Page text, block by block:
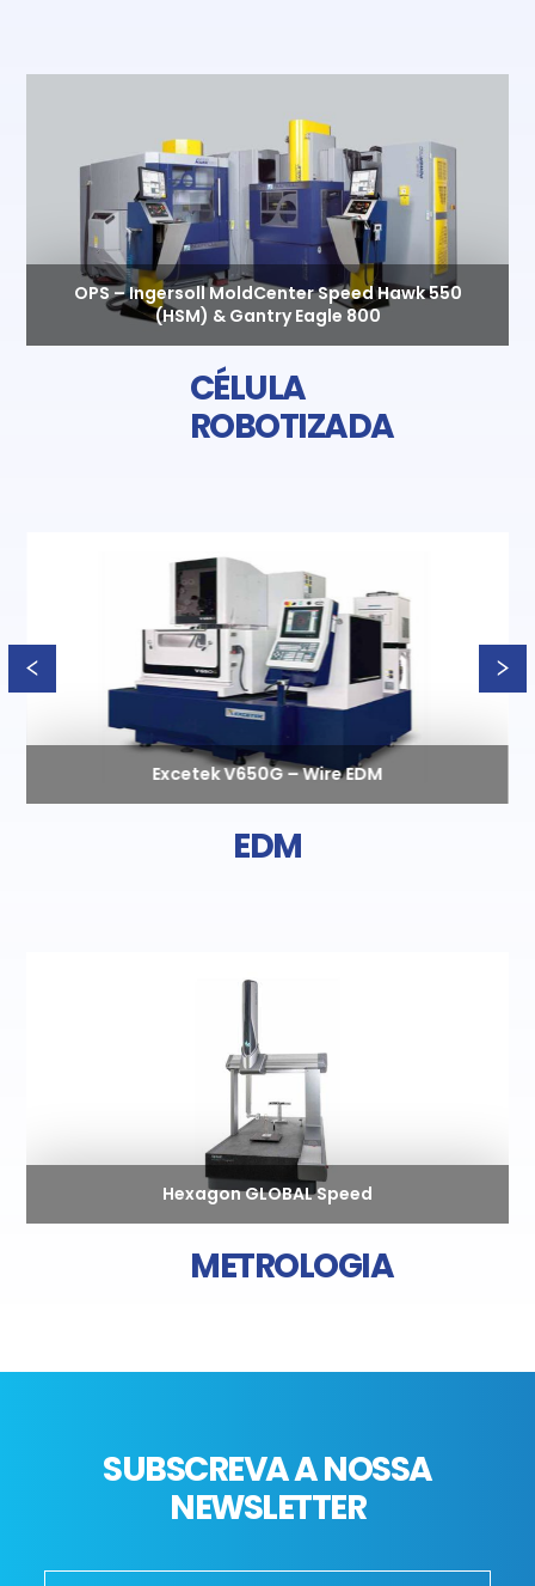
OPS – Ingersoll MoldCenter Speed Hawk 550
(HSM) & Gantry Eagle 800
CÉLULA
ROBOTIZADA
EDM
Excetek V650G – Wire EDM
Hexagon GLOBAL Speed
METROLOGIA
SUBSCREVA A NOSSA
NEWSLETTER